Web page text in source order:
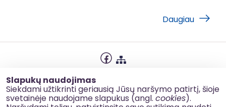
Slapukų naudojimas
Siekdami užtikrinti geriausią Jūsų naršymo patirtį, šioje
svetainėje naudojame slapukus (angl. cookies).
Daugiau
Slapukų naudojimas
Korupcijos prevencija